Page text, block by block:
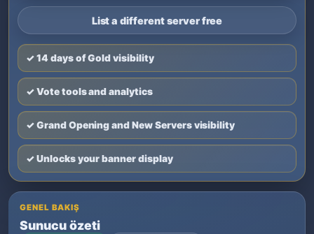
List a different server free
✓ 14 days of Gold visibility
✓ Vote tools and analytics
✓ Grand Opening and New Servers visibility
✓ Unlocks your banner display
GENEL BAKIŞ
Sunucu özeti